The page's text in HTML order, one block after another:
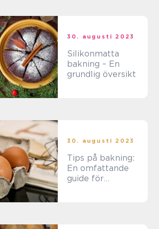
30. augusti 2023
Silikonmatta
bakning – En
grundlig översikt
30. augusti 2023
Tips på bakning:
En omfattande
guide för